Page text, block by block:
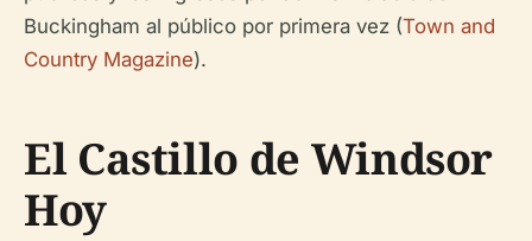
Buckingham al público por primera vez (Town and
Country Magazine).
El Castillo de Windsor
Hoy